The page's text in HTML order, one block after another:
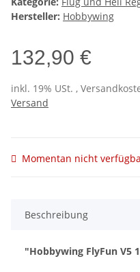
Hersteller: Hobbywing
132,90 €
inkl. 19% USt. ,
Versand
Momentan nicht
Beschreibung
"Hobbywing FlyFun V5